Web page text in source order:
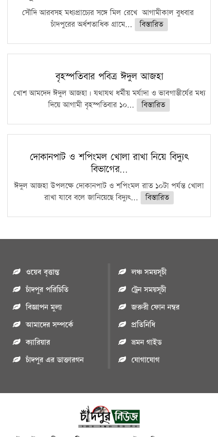
সৌদি আরবসহ মধ্যপ্রাচ্যের সঙ্গে মিল রেখে আগামীকাল বুধবার
চাঁদপুরের অর্ধশতাধিক গ্রামে...
বিস্তারিত
বৃহস্পতিবার পবিত্র ঈদুল আজহা
খোশ আমদেদ ঈদুল আজহা। যথাযথ ধর্মীয় মর্যাদা ও ভাবগাম্ভীর্যের মধ্য
দিয়ে আগামী বৃহস্পতিবার ১০...
বিস্তারিত
দোকানপাট ও শপিংমল খোলা রাখা নিয়ে বিদ্যুৎ
বিভাগের…
ঈদুল আজহা উপলক্ষে দোকানপাট ও শপিংমল রাত ১০টা পর্যন্ত খোলা
রাখা যাবে বলে জানিয়েছে বিদ্যুৎ...
বিস্তারিত
ওয়েব বৃত্তান্ত
চাঁদপুর পরিচিতি
বিজ্ঞাপন মুল্য
আমাদের সম্পর্কে
ক্যারিয়ার
চাঁদপুর এর ডাক্তারগন
লঞ্চ সময়সূচী
ট্রেন সময়সূচী
জরুরী ফোন নম্বর
প্রতিনিধি
ভ্রমন গাইড
যোগাযোগ